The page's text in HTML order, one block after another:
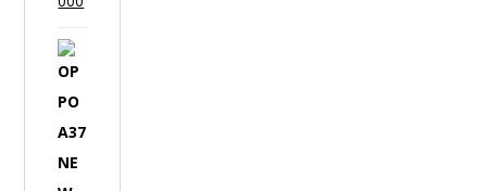
O
P
P
O
A